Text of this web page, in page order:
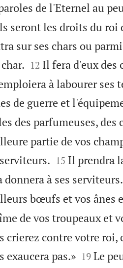
de l'Eternel au
seront les droits du roi
sur ses chars ou

12 Il fera d'eux des
à labourer ses
de guerre et
des parfumeuses,
partie de vos

15 Il prendra
donnera à ses serviteurs.
bœufs et vos ânes
de vos troupeaux et
crierez contre votre roi,
exaucera pas.»
19 Le